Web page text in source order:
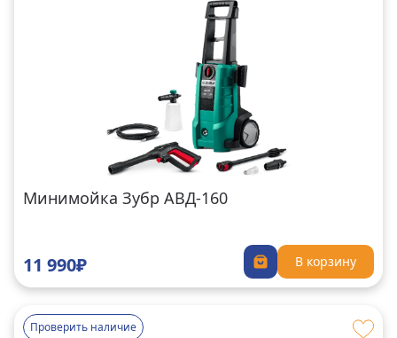
Минимойка Зубр АВД-160
11 990₽ В корзину
Проверить наличие